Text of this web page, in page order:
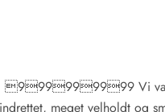
999999999 Vi var
meget velholdt og